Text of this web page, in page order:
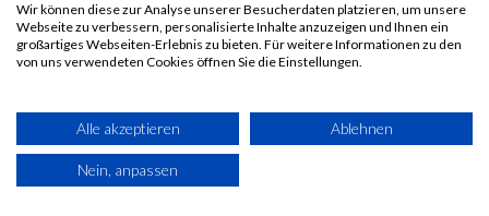
Arkham Horror:
Game Mat - Blood
Ward
Arkham Horror:
Wir können diese zur Analyse unserer Besucherdaten platzieren, um unsere
Webseite zu verbessern, personalisierte Inhalte anzuzeigen und Ihnen ein
großartiges Webseiten-Erlebnis zu bieten. Für weitere Informationen zu den
von uns verwendeten Cookies öffnen Sie die Einstellungen.
Alle akzeptieren Ablehnen
Nein, anpassen